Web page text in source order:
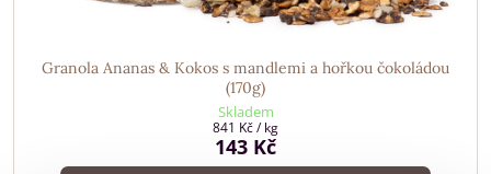
Granola Ananas & Kokos s mandlemi a hořkou čokoládou
(170g)
Skladem
143 Kč
841 Kč/ kg